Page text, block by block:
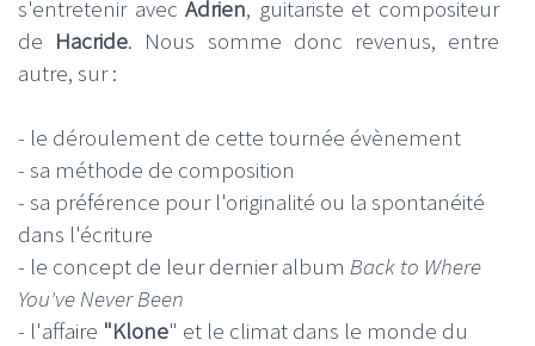
s'entretenir avecAdrien, guitariste et compositeur
de Hacride. Nous somme donc revenus, entre
autre, sur :
- le déroulement de cette tournée évènement
- sa méthode de composition
- sa préférence pour l'originalité ou la spontanéité
dans l'écriture
- le concept de leur dernier album Back to Where
You've Never Been
- l'affaire "Klone" et le climat dans le monde du